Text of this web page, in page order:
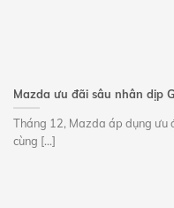
Mazda ưu đãi sâu nhân dịp
Tháng 12, Mazda áp dụng ưu
cùng [...]